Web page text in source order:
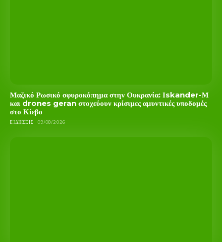
Μαζικό Ρωσικό σφυροκόπημα στην Ουκρανία: Ιskander-Μ
και drones geran στοχεύουν κρίσιμες αμυντικές υποδομές
στο Κίεβο
ΕΙΔΉΣΕΙΣ 09/08/2026